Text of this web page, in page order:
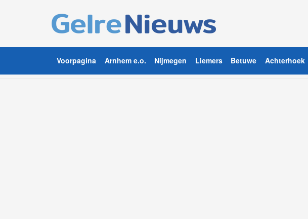
Voorpagina Arnhem e.o. Nijmegen Liemers Betuwe Achterhoek